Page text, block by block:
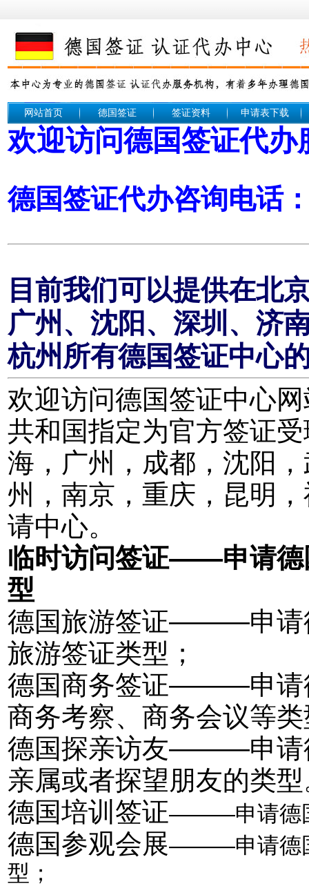
网站首页 德国签证 签证资料 申请表下载
欢迎访问德国签证代办
德国签证代办咨询电话
目前我们可以提供在北
广州、沈阳、深圳、济
杭州所有德国签证中心
欢迎访问德国签证中心
共和国指定为官方签证
海，广州，成都，沈阳
州，南京，重庆，昆明
请中心。
临时访问签证——申请德
型
德国旅游签证———申请
旅游签证类型；
德国商务签证———申请
商务考察、商务会议等
德国探亲访友———申请
亲属或者探望朋友的类
德国培训签证———申请德
德国参观会展———申请德
型；